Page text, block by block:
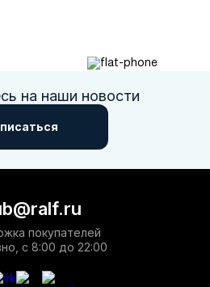
на наши новости
покупателей
с 8:00 до 22:00